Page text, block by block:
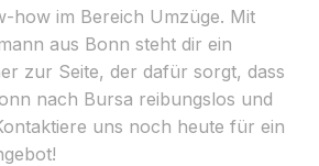
how im Bereich Umzüge. Mit
aus Bonn steht dir ein
zur Seite, der dafür sorgt, dass
nach Bursa reibungslos und
uns noch heute für ein